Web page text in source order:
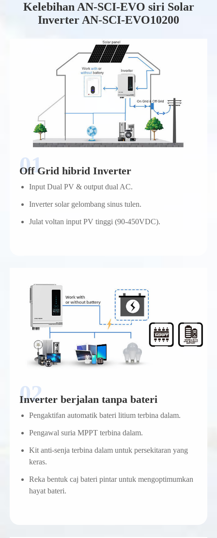
Kelebihan AN-SCI-EVO siri Solar
Inverter AN-SCI-EVO10200
Off Grid hibrid Inverter
Input Dual PV & output dual AC.
Inverter solar gelombang sinus tulen.
Julat voltan input PV tinggi (90-450VDC).
Inverter berjalan tanpa bateri
Pengaktifan automatik bateri litium terbina dalam.
Pengawal suria MPPT terbina dalam.
Kit anti-senja terbina dalam untuk persekitaran yang
keras.
Reka bentuk caj bateri pintar untuk mengoptimumkan
hayat bateri.